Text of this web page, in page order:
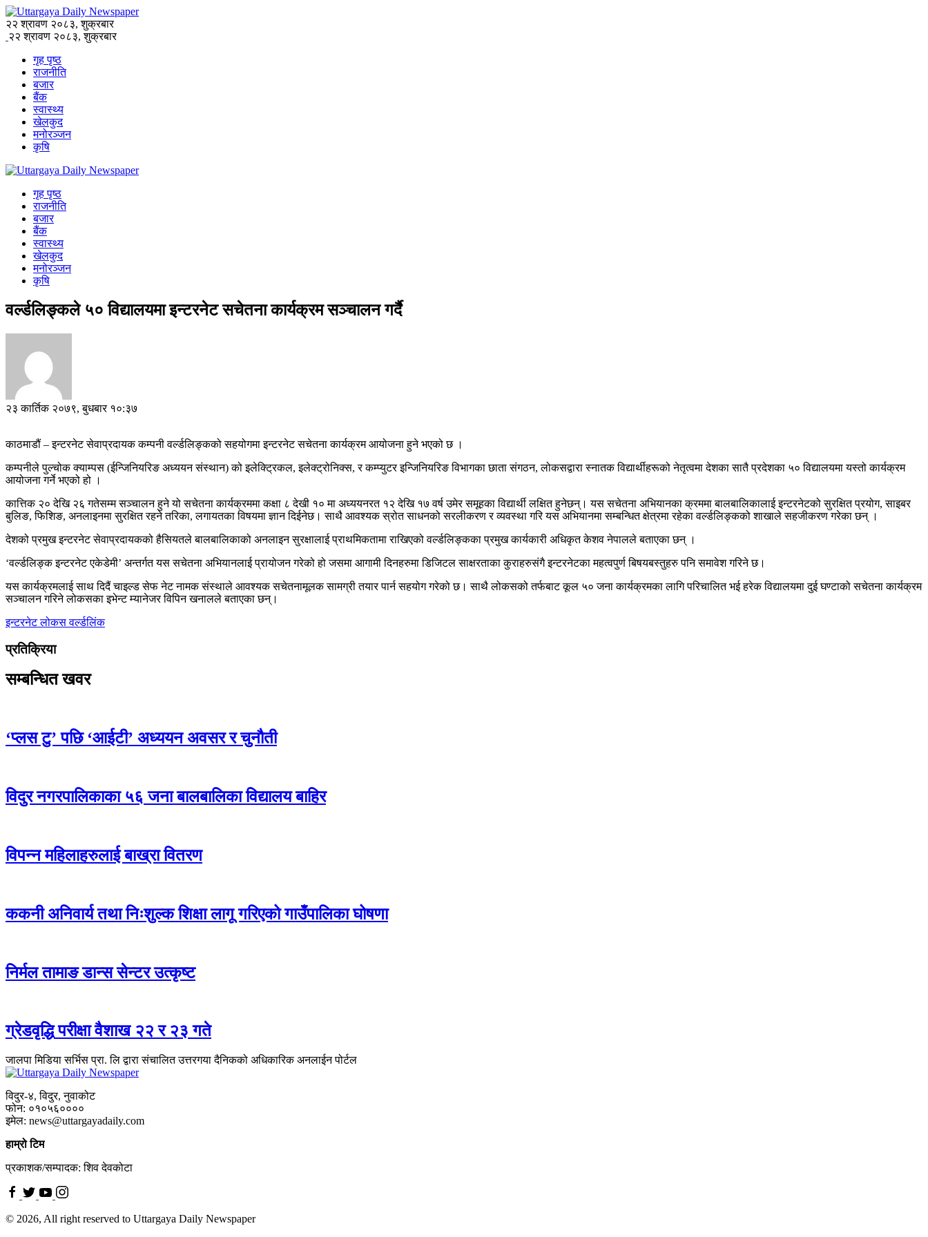
२२ श्रावण २०८३, शुक्रबार
२२ श्रावण २०८३, शुक्रबार
गृह पृष्ठ
राजनीति
बजार
बैंक
स्वास्थ्य
खेलकुद
मनोरञ्जन
कृषि
गृह पृष्ठ
राजनीति
बजार
बैंक
स्वास्थ्य
खेलकुद
मनोरञ्जन
कृषि
वर्ल्डलिङ्कले ५० विद्यालयमा इन्टरनेट सचेतना कार्यक्रम सञ्चालन गर्दै
२३ कार्तिक २०७९, बुधबार १०:३७
काठमाडौं – इन्टरनेट सेवाप्रदायक कम्पनी वर्ल्डलिङ्कको सहयोगमा इन्टरनेट सचेतना कार्यक्रम आयोजना हुने भएको छ ।
कम्पनीले पुल्चोक क्याम्पस (ईन्जिनियरिङ अध्ययन संस्थान) को इलेक्ट्रिकल, इलेक्ट्रोनिक्स, र कम्प्युटर इन्जिनियरिङ विभागका छाता संगठन, लोकसद्वारा स्नातक विद्यार्थीहरूको नेतृत्वमा देशका सातै प्रदेशका ५० विद्यालयमा यस्तो कार्यक्रम
आयोजना गर्ने भएको हो ।
कात्तिक २० देखि २६ गतेसम्म सञ्चालन हुने यो सचेतना कार्यक्रममा कक्षा ८ देखी १० मा अध्ययनरत १२ देखि १७ वर्ष उमेर समूहका विद्यार्थी लक्षित हुनेछन्। यस सचेतना अभियानका क्रममा बालबालिकालाई इन्टरनेटको सुरक्षित प्रयोग, साइबर
बुलिङ, फिशिङ, अनलाइनमा सुरक्षित रहने तरिका, लगायतका विषयमा ज्ञान दिईनेछ। साथै आवश्यक स्रोत साधनको सरलीकरण र व्यवस्था गरि यस अभियानमा सम्बन्धित क्षेत्रमा रहेका वर्ल्डलिङ्कको शाखाले सहजीकरण गरेका छन् ।
देशको प्रमुख इन्टरनेट सेवाप्रदायकको हैसियतले बालबालिकाको अनलाइन सुरक्षालाई प्राथमिकतामा राखिएको वर्ल्डलिङ्कका प्रमुख कार्यकारी अधिकृत केशव नेपालले बताएका छन् ।
‘वर्ल्डलिङ्क इन्टरनेट एकेडेमी’ अन्तर्गत यस सचेतना अभियानलाई प्रायोजन गरेको हो जसमा आगामी दिनहरुमा डिजिटल साक्षरताका कुराहरुसंगै इन्टरनेटका महत्वपुर्ण बिषयबस्तुहरु पनि समावेश गरिने छ।
यस कार्यक्रमलाई साथ दिदैं चाइल्ड सेफ नेट नामक संस्थाले आवश्यक सचेतनामूलक सामग्री तयार पार्न सहयोग गरेको छ। साथै लोकसको तर्फबाट कूल ५० जना कार्यक्रमका लागि परिचालित भई हरेक विद्यालयमा दुई घण्टाको सचेतना कार्यक्रम
सञ्चालन गरिने लोकसका इभेन्ट म्यानेजर विपिन खनालले बताएका छन्।
इन्टरनेटलोकसवर्ल्डलिंक
प्रतिक्रिया
सम्बन्धित खवर
‘प्लस टु’ पछि ‘आईटी’ अध्ययन अवसर र चुनौती
विदुर नगरपालिकाका ५६ जना बालबालिका विद्यालय बाहिर
विपन्न महिलाहरुलाई बाख्रा वितरण
ककनी अनिवार्य तथा निःशुल्क शिक्षा लागू गरिएको गाउँपालिका घोषणा
निर्मल तामाङ डान्स सेन्टर उत्कृष्ट
ग्रेडवृद्धि परीक्षा वैशाख २२ र २३ गते
जालपा मिडिया सर्भिस प्रा. लि द्वारा संचालित उत्तरगया दैनिकको अधिकारिक अनलाईन पोर्टल
विदुर-४, विदुर, नुवाकोट
फोन: ०१०५६००००
इमेल: news@uttargayadaily.com
हाम्रो टिम
प्रकाशक/सम्पादक: शिव देवकोटा
© 2026, All right reserved to Uttargaya Daily Newspaper